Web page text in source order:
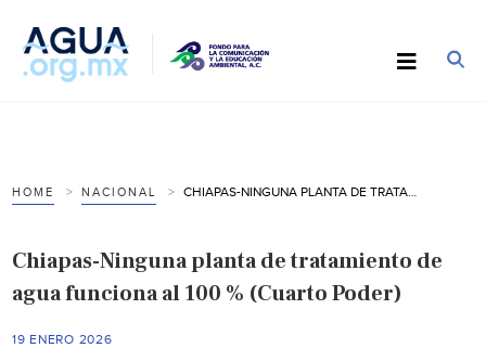
HOME NACIONAL
Chiapas-Ninguna planta de tratamiento de
agua funciona al 100 % (Cuarto Poder)
19 ENERO 2026